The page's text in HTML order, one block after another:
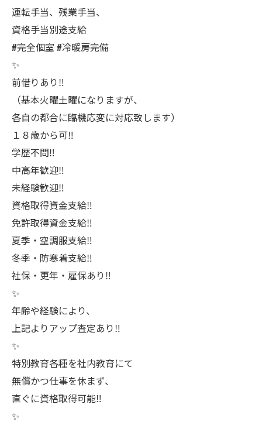
運転手当、残業手当、
資格手当別途支給
#完全個室 #冷暖房完備
✨
前借りあり‼️
（基本火曜土曜になりますが、
各自の都合に臨機応変に対応致します）
１８歳から可‼️
学歴不問‼️
中高年歓迎‼️
未経験歓迎‼️
資格取得資金支給‼️
免許取得資金支給‼️
夏季・空調服支給‼️
冬季・防寒着支給‼️
社保・更年・雇保あり‼️
✨
年齢や経験により、
上記よりアップ査定あり‼️
✨
特別教育各種を社内教育にて
無償かつ仕事を休まず、
直ぐに資格取得可能‼️
✨